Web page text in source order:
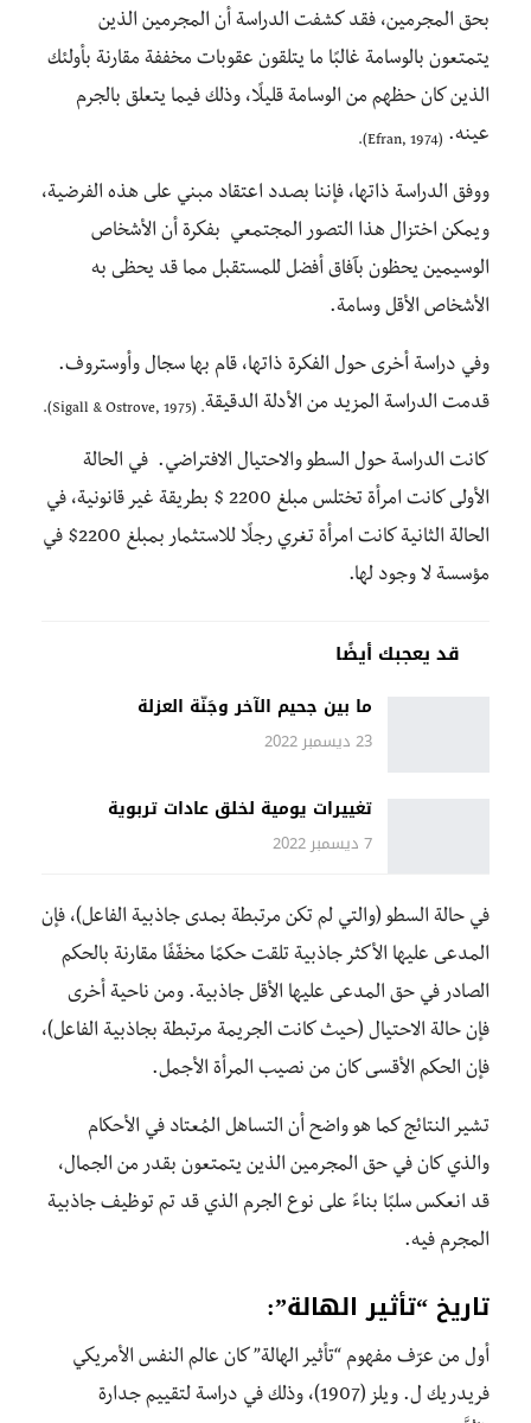
بحق المجرمين، فقد كشفت الدراسة أن المجرمين الذين
يتمتعون بالوسامة غالبًا ما يتلقون عقوبات مخففة مقارنة بأولئك
الذين كان حظهم من الوسامة قليلًا، وذلك فيما يتعلق بالجرم
عينه. (Efran, 1974).
ووفق الدراسة ذاتها، فإننا بصدد اعتقاد مبني على هذه الفرضية،
ويمكن اختزال هذا التصور المجتمعي بفكرة أن الأشخاص
الوسيمين يحظون بآفاق أفضل للمستقبل مما قد يحظى به
الأشخاص الأقل وسامة.
وفي دراسة أخرى حول الفكرة ذاتها، قام بها سجال وأوستروف.
قدمت الدراسة المزيد من الأدلة الدقيقة.
(Sigall & Ostrove, 1975).
كانت الدراسة حول السطو والاحتيال الافتراضي. في الحالة
الأولى كانت امرأة تختلس مبلغ 2200 $ بطريقة غير قانونية، في
الحالة الثانية كانت امرأة تغري رجلًا للاستثمار بمبلغ 2200$ في
مؤسسة لا وجود لها.
قد يعجبك أيضًا
ما بين جحيم الآخر وجَنّة العزلة
23 ديسمبر 2022
تغييرات يومية لخلق عادات تربوية
7 ديسمبر 2022
في حالة السطو (والتي لم تكن مرتبطة بمدى جاذبية الفاعل)، فإن
المدعى عليها الأكثر جاذبية تلقت حكمًا مخفّفًا مقارنة بالحكم
الصادر في حق المدعى عليها الأقل جاذبية. ومن ناحية أخرى
فإن حالة الاحتيال (حيث كانت الجريمة مرتبطة بجاذبية الفاعل)،
فإن الحكم الأقسى كان من نصيب المرأة الأجمل.
تشير النتائج كما هو واضح أن التساهل المُعتاد في الأحكام
والذي كان في حق المجرمين الذين يتمتعون بقدر من الجمال،
قد انعكس سلبًا بناءً على نوع الجرم الذي قد تم توظيف جاذبية
المجرم فيه.
تاريخ “تأثير الهالة”:
أول من عرّف مفهوم “تأثير الهالة” كان عالم النفس الأمريكي
فريدريك ل. ويلز (1907)، وذلك في دراسة لتقييم جدارة